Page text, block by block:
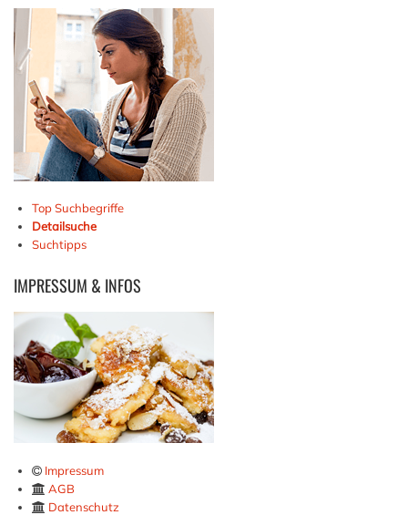
Top Suchbegriffe
Detailsuche
Suchtipps
IMPRESSUM & INFOS
Impressum
AGB
Datenschutz